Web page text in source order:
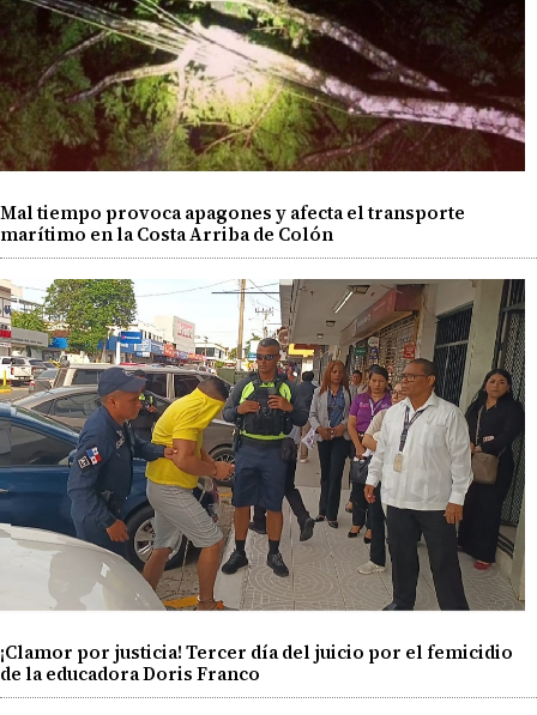
Mal tiempo provoca apagones y afecta el transporte
marítimo en la Costa Arriba de Colón
¡Clamor por justicia! Tercer día del juicio por el femicidio
de la educadora Doris Franco